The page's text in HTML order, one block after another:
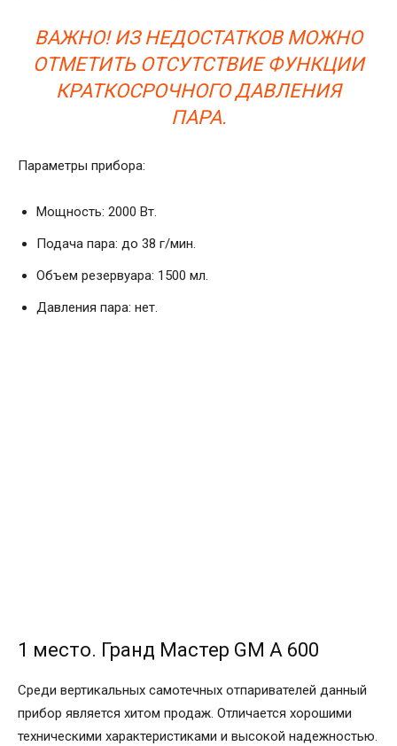
ВАЖНО! ИЗ НЕДОСТАТКОВ МОЖНО
ОТМЕТИТЬ ОТСУТСТВИЕ ФУНКЦИИ
КРАТКОСРОЧНОГО ДАВЛЕНИЯ
ПАРА.
Параметры прибора:
Мощность: 2000 Вт.
Подача пара: до 38 г/мин.
Объем резервуара: 1500 мл.
Давления пара: нет.
1 место. Гранд Мастер GM A 600
Среди вертикальных самотечных отпаривателей данный
прибор является хитом продаж. Отличается хорошими
техническими характеристиками и высокой надежностью.